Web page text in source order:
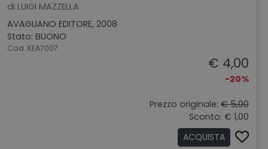
di LUIGI MAZZELLA
AVAGLIANO EDITORE, 2008
Stato: BUONO
Cod. KEA7007
€ 4,00
-20%
Prezzo originale: € 5,00
Sconto: € 1,00
ACQUISTA